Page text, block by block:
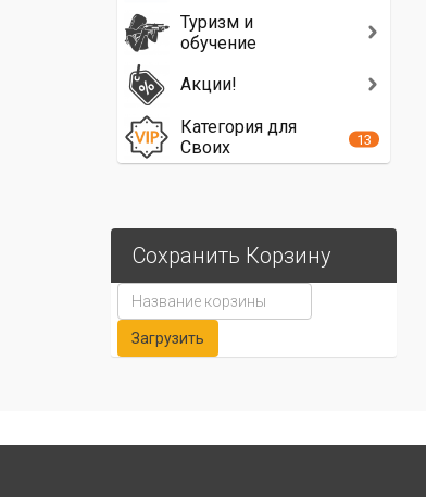
Туризм и
обучение
Акции!
Категория для
Своих
13
Сохранить Корзину